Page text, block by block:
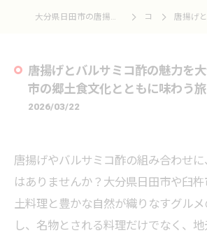
大分県日田市の唐揚げなら骨出し手羽とからあげ専門店 とりま コラム 唐揚げとバルサミコ酢
唐揚げとバルサミコ酢の魅力を
市の郷土食文化とともに味わう
2026/03/22
唐揚げやバルサミコ酢の組み合わせ
はありませんか？大分県日田市や臼
土料理と豊かな自然が織りなすグル
し、名物とされる料理だけでなく、